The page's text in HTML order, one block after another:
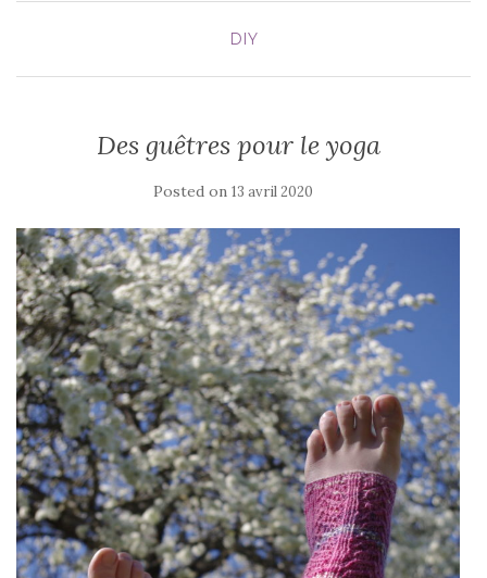
DIY
Des guêtres pour le yoga
Posted on 13 avril 2020